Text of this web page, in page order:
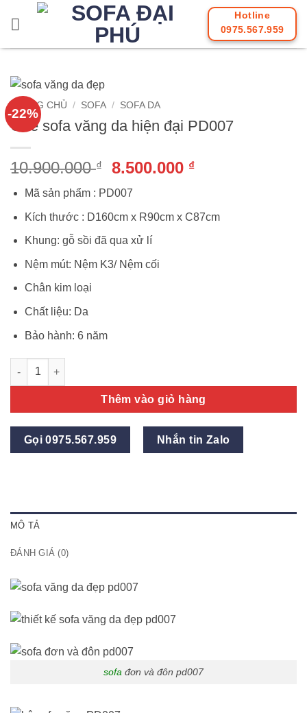
Hotline
0975.567.959
-22%
TRANG CHỦ / SOFA / SOFA DA
Ghế sofa văng da hiện đại PD007
10.900.000₫
Giá
là:
10.900.000 ₫.
8.500.000 ₫Giá
là:
Mã sản phẩm : PD007
Kích thước : D160cm x R90cm x C87cm
Khung: gỗ sồi đã qua xử lí
Nệm mút: Nệm K3/ Nệm cối
Chân kim loại
Chất liệu: Da
Bảo hành: 6 năm
Ghế sofa văng da hiện đại PD007 số lượng
Thêm vào giỏ hàng
Gọi 0975.567.959 Nhắn tin Zalo
MÔ TẢ
ĐÁNH GIÁ (0)
sofa đơn và đôn pd007